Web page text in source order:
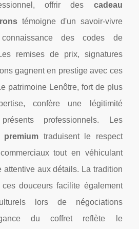
offrir des cadeau
témoigne d'un savoir-vivre
des codes de
remises de prix, signatures
gagnent en prestige avec ces
patrimoine Lenôtre, fort de plus
confère une légitimité
professionnels. Les
premium traduisent le respect
tout en véhiculant
attentive aux détails. La tradition
douceurs facilite également
lors de négociations
du coffret reflète le